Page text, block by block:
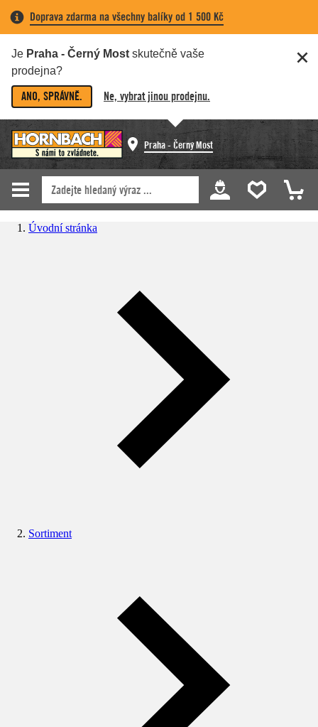
Doprava zdarma na všechny balíky od 1 500 Kč
Je Praha - Černý Most skutečně vaše
prodejna?
ANO, SPRÁVNĚ. Ne, vybrat jinou prodejnu.
Praha - Černý Most
Úvodní stránka
Sortiment